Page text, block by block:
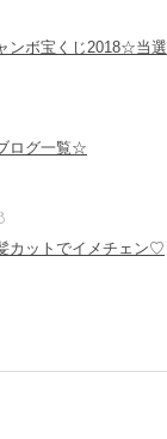
ンボ宝くじ2018☆当
ログ一覧☆
カットでイメチェン♡